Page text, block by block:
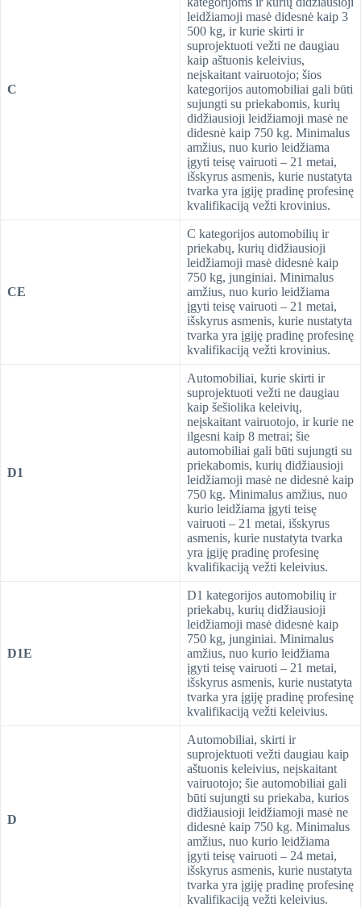
C
leidžiamoji masė didesnė kaip 3
500 kg, ir kurie skirti ir
suprojektuoti vežti ne daugiau
kaip aštuonis keleivius,
neįskaitant vairuotojo; šios
kategorijos automobiliai gali būti
sujungti su priekabomis, kurių
didžiausioji leidžiamoji masė ne
didesnė kaip 750 kg. Minimalus
amžius, nuo kurio leidžiama
įgyti teisę vairuoti – 21 metai,
išskyrus asmenis, kurie nustatyta
tvarka yra įgiję pradinę profesinę
kvalifikaciją vežti krovinius.
CE
C kategorijos automobilių ir
priekabų, kurių didžiausioji
leidžiamoji masė didesnė kaip
750 kg, junginiai. Minimalus
amžius, nuo kurio leidžiama
įgyti teisę vairuoti – 21 metai,
išskyrus asmenis, kurie nustatyta
tvarka yra įgiję pradinę profesinę
kvalifikaciją vežti krovinius.
D1
Automobiliai, kurie skirti ir
suprojektuoti vežti ne daugiau
kaip šešiolika keleivių,
neįskaitant vairuotojo, ir kurie ne
ilgesni kaip 8 metrai; šie
automobiliai gali būti sujungti su
priekabomis, kurių didžiausioji
leidžiamoji masė ne didesnė kaip
750 kg. Minimalus amžius, nuo
kurio leidžiama įgyti teisę
vairuoti – 21 metai, išskyrus
asmenis, kurie nustatyta tvarka
yra įgiję pradinę profesinę
kvalifikaciją vežti keleivius.
D1E
D1 kategorijos automobilių ir
priekabų, kurių didžiausioji
leidžiamoji masė didesnė kaip
750 kg, junginiai. Minimalus
amžius, nuo kurio leidžiama
įgyti teisę vairuoti – 21 metai,
išskyrus asmenis, kurie nustatyta
tvarka yra įgiję pradinę profesinę
kvalifikaciją vežti keleivius.
D
Automobiliai, skirti ir
suprojektuoti vežti daugiau kaip
aštuonis keleivius, neįskaitant
vairuotojo; šie automobiliai gali
būti sujungti su priekaba, kurios
didžiausioji leidžiamoji masė ne
didesnė kaip 750 kg. Minimalus
amžius, nuo kurio leidžiama
įgyti teisę vairuoti – 24 metai,
išskyrus asmenis, kurie nustatyta
tvarka yra įgiję pradinę profesinę
kvalifikaciją vežti keleivius.